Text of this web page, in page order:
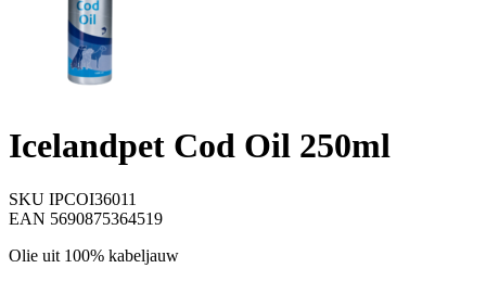
Icelandpet Cod Oil 250ml
SKU IPCOI36011
EAN 5690875364519
Olie uit 100% kabeljauw